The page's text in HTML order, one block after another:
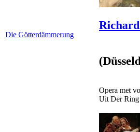
Die Götterdämmerung
Opera met
Uit Der Ring